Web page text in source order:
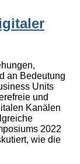
an Bedeutung
Units
und
Kanälen
2022
wie die